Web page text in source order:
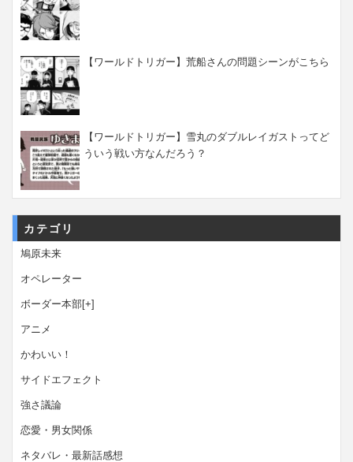
【ワールドトリガー】荒船さんの問題シーンがこちら
【ワールドトリガー】雪丸のダブルレイガストってど
ういう戦い方なんだろう？
カテゴリ
鳩原未来
オペレーター
ボーダー本部[+]
アニメ
かわいい！
サイドエフェクト
強さ議論
恋愛・男女関係
ネタバレ・最新話感想